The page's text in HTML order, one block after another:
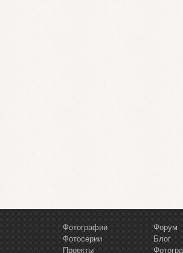
Фотографии
Фотосерии
Проекты
Форум
Блог